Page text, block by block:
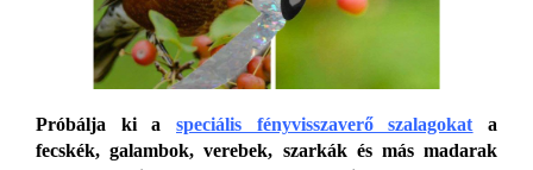
Próbálja ki a speciális fényvisszaverő szalagokata
fecskék, galambok, verebek, szarkák és más madarak